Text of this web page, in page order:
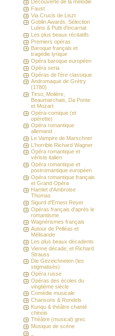
Découverte de la mélodie
Faust
Via Crucis de Liszt
Goblin Awards, Sélection
Lutins & Putti d'incarnat
Les plus beaux récitatifs
Premiers opéras
Baroque français et
tragédie lyrique
Opéra baroque européen
Opéra seria
Opéras de l'ère classique
Andromaque de Grétry
(1780)
Tirso, Molière,
Beaumarchais, Da Ponte
et Mozart
Opéra-comique (et
opérette)
Opéra romantique
allemand
Le Vampire de Marschner
L'horrible Richard Wagner
Opéra romantique et
vériste italien
Opéra romantique et
postromantique européen
Opéra romantique français
et Grand Opéra
Hamlet d'Ambroise
Thomas
Sigurd d'Ernest Reyer
Opéras français d'après le
romantisme
Wagnérismes français
Autour de Pelléas et
Mélisande
Les plus beaux décadents
Vienne décade, et Richard
Strauss
Die Gezeichneten (les
stigmatisés)
Opéra russe
Opéras des écoles du
vingtième siècle
Comédie musicale
Chansons & Rondels
Kunqu & théâtre chanté
chinois
Théâtre (musical) grec
Musique de scène